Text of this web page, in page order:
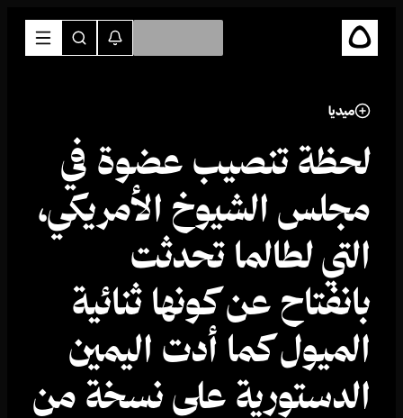
ميديا
لحظة تنصيب عضوة في
مجلس الشيوخ الأمريكي،
التي لطالما تحدثت
بانفتاح عن كونها ثنائية
الميول كما أدت اليمين
الدستورية على نسخة من